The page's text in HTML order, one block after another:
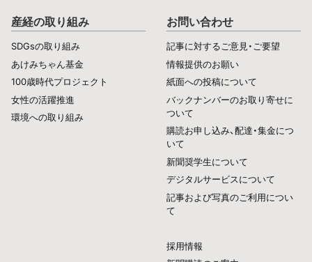
産経の取り組み
SDGsの取り組み
あけみちゃん基金
100歳時代プロジェクト
女性の活躍推進
環境への取り組み
お問い合わせ
記事に対するご意見・ご要望
情報提供のお願い
紙面への投稿について
バックナンバーのお取り寄せに
ついて
購読お申し込み、配達・集金につ
いて
新聞奨学生について
デジタルサービスについて
記事および写真のご利用につい
て
採用情報